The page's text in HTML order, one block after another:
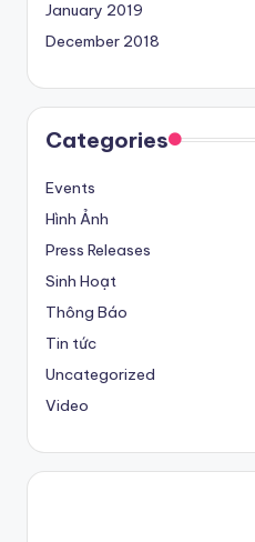
January 2019
December 2018
Categories
Events
Hình Ảnh
Press Releases
Sinh Hoạt
Thông Báo
Tin tức
Uncategorized
Video